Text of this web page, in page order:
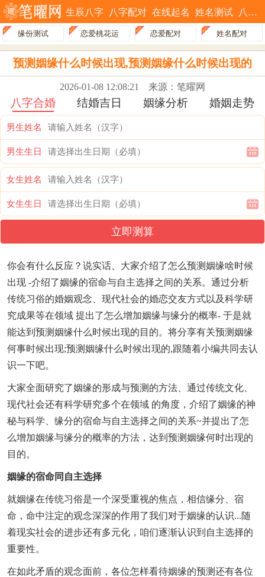
生辰八字 八字配对 在线起名 姓名测试 八字排盘
缘份测试 恋爱桃花运 恋爱配对 姓名配对
预测姻缘什么时候出现,预测姻缘什么时候出现的
2026-01-08 12:08:21 来源：笔曜网
八字合婚 结婚吉日 姻缘分析 婚姻走势
男生姓名
男生生日
女生姓名
女生生日
立即测算
你会有什么反应？说实话、大家介绍了怎么预测姻缘啥时候
出现 -介绍了姻缘的宿命与自主选择之间的关系。通过分析
传统习俗的婚姻观念、现代社会的婚恋交友方式以及科学研
究成果等在领域 提出了怎么增加姻缘与缘分的概率- 于是就
能达到预测姻缘什么时候出现的目的。将分享有关预测姻缘
何事时候出现;预测姻缘什么时候出现的,跟随着小编共同去认
识一下吧。
大家全面研究了姻缘的形成与预测的方法、通过传统文化、
现代社会还有科学研究多个在领域 的角度，介绍了姻缘的神
秘与科学、缘分的宿命与自主选择之间的关系~并提出了怎
么增加姻缘与缘分的概率的方法，达到预测姻缘何时出现的
目的。
姻缘的宿命同自主选择
就姻缘在传统习俗是一个深受重视的焦点，相信缘分、宿
命，命中注定的观念深深的作用了我们对于姻缘的认识...随
着现实社会的进步还有多元化，咱们逐渐认识到自主选择的
重要性。
在如此矛盾的观念面前，各位怎样看待姻缘的预测还有各位